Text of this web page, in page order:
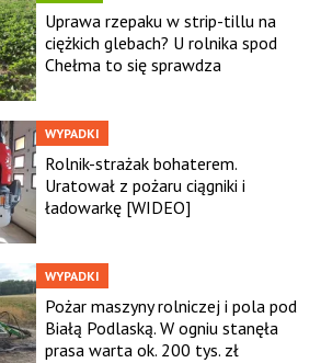
Uprawa rzepaku w strip-tillu na
ciężkich glebach? U rolnika spod
Chełma to się sprawdza
WYPADKI
Rolnik-strażak bohaterem.
Uratował z pożaru ciągniki i
ładowarkę [WIDEO]
WYPADKI
Pożar maszyny rolniczej i pola pod
Białą Podlaską. W ogniu stanęła
prasa warta ok. 200 tys. zł